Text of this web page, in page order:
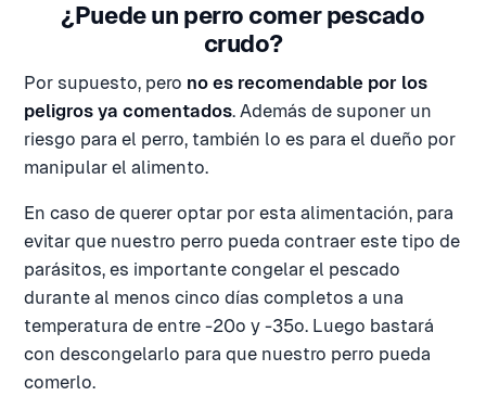
¿Puede un perro comer pescado
crudo?
Por supuesto, pero no es recomendable por los
peligros ya comentados. Además de suponer un
riesgo para el perro, también lo es para el dueño por
manipular el alimento.
En caso de querer optar por esta alimentación, para
evitar que nuestro perro pueda contraer este tipo de
parásitos, es importante congelar el pescado
durante al menos cinco días completos a una
temperatura de entre -20º y -35º. Luego bastará
con descongelarlo para que nuestro perro pueda
comerlo.